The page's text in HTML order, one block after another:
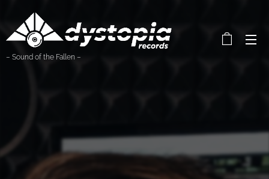
– Sound of the Fallen –